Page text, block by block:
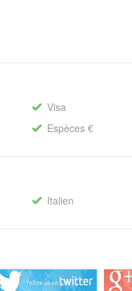
Visa
Espèces €
Italien